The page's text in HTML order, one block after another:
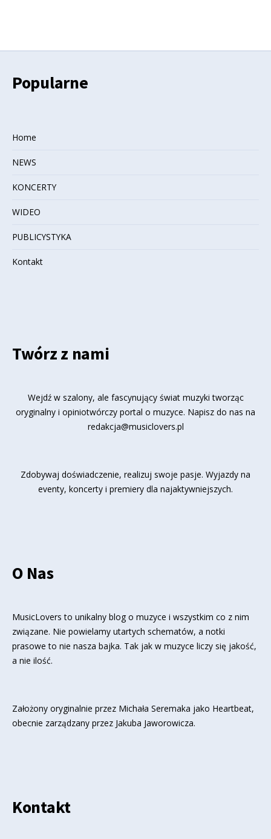
Popularne
Home
NEWS
KONCERTY
WIDEO
PUBLICYSTYKA
Kontakt
Twórz z nami
Wejdź w szalony, ale fascynujący świat muzyki tworząc
oryginalny i opiniotwórczy portal o muzyce. Napisz do nas na
redakcja@musiclovers.pl
Zdobywaj doświadczenie, realizuj swoje pasje. Wyjazdy na
eventy, koncerty i premiery dla najaktywniejszych.
O Nas
MusicLovers to unikalny blog o muzyce i wszystkim co z nim
związane. Nie powielamy utartych schematów, a notki
prasowe to nie nasza bajka. Tak jak w muzyce liczy się jakość,
a nie ilość.
Założony oryginalnie przez Michała Seremaka jako Heartbeat,
obecnie zarządzany przez Jakuba Jaworowicza.
Kontakt